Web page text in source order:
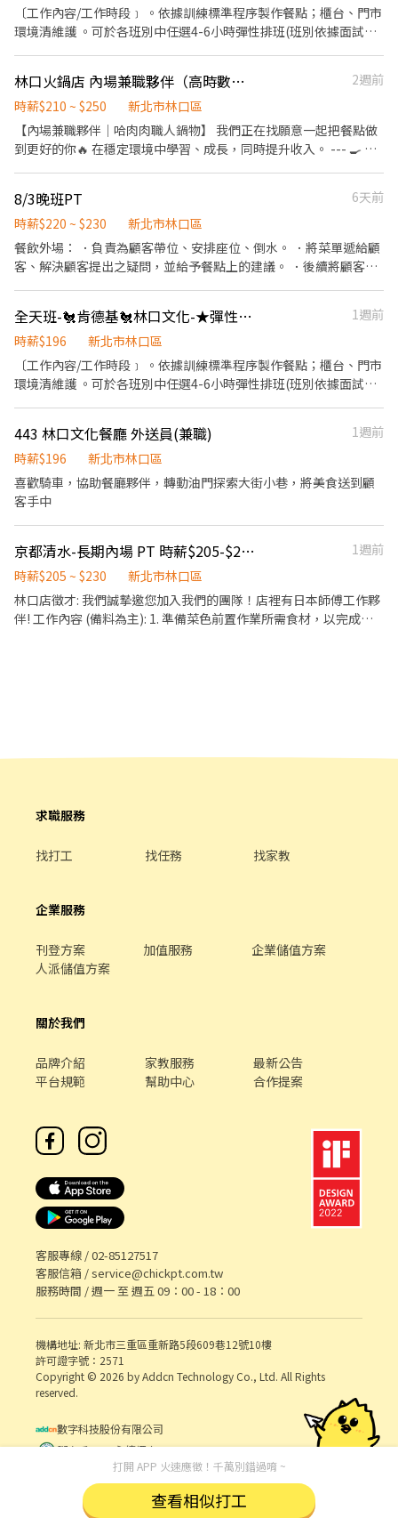
〔工作內容/工作時段﹞ 。依據訓練標準程序製作餐點；櫃台、門市
環境清維護 。可於各班別中任選4-6小時彈性排班(班別依據面試餐
07:00（每小時享有50-80元津貼 ◆ 健檢：任職滿一年起，公司提供
年度健檢照顧你的健康 ◆ 保險：除勞、健、勞退外，公司更為你投
保團保維護你的安全 ◆ 員工用餐折扣：兼職夥伴當日任職滿4小
時，即享有85折員購折扣；組長當日任職每四小時享有乙餐員餐 ◆
家人歡慶 你旅遊我贊助，每年職福會提供你旅遊津貼 好好享受幸福
人生 ◎ 詳細工作時間於面試時告知
林口火鍋店 內場兼職夥伴（高時數獎金最高3000）
2週前
時薪$210 ~ $250
新北市林口區
【內場兼職夥伴｜哈肉肉職人鍋物】 我們正在找願意一起把餐點做
到更好的你🔥 在穩定環境中學習、成長，同時提升收入。 --- 🍳 內
隊精神，主動協助夥伴 分工合作共同完成＊ --- 💰 薪資 【兼職薪
資】：時薪 210–250 元 💡 時數獎金制度（每月結算一次） - 100小
時 → 1000元 - 120小時 → 1400元 - 150小時 → 2200元 - 170小時
→ 3000元 ✔ 時數獎金以「每月結算」為基準 ✔ 做越多，整體收入
效調薪，歡迎願意穩定工作的你加入💪
8/3晚班PT
6天前
時薪$220 ~ $230
新北市林口區
餐飲外場： ．負責為顧客帶位、安排座位、倒水。 ．將菜單遞給顧
客、解決顧客提出之疑問，並給予餐點上的建議。 ．後續將顧客點
負責結帳、收銀等工作。 餐飲內場： ．擔任廚師的助手，處理烹飪
前與烹飪中之準備工作與其他餐廳相關事務。 ．負責洗、剝、削、
切各種食材。 ．負責清理工作環境、設備和餐具。 ．準備不同餐點
所需要的食材。 ．協助測量食材的容量與重量。 ．負責擺盤、打包
全天班-🐔肯德基🐔林口文化-★彈性周排班★-"$196-$193"-另享早晚班津貼
1週前
時薪$196
新北市林口區
〔工作內容/工作時段﹞ 。依據訓練標準程序製作餐點；櫃台、門市
環境清維護 。可於各班別中任選4-6小時彈性排班(班別依據面試餐
07:00（每小時享有50-80元津貼 ◆ 健檢：任職滿一年起，公司提供
年度健檢照顧你的健康 ◆ 保險：除勞、健、勞退外，公司更為你投
保團保維護你的安全 ◆ 員工用餐折扣：兼職夥伴當日任職滿4小
時，即享有85折員購折扣；組長當日任職每四小時享有乙餐員餐 ◆
家人歡慶 你旅遊我贊助，每年職福會提供你旅遊津貼 好好享受幸福
人生 ◎ 詳細工作時間於面試時告知
443 林口文化餐廳 外送員(兼職)
1週前
時薪$196
新北市林口區
喜歡騎車，協助餐廳夥伴，轉動油門探索大街小巷，將美食送到顧
客手中
京都清水-長期內場 PT 時薪$205-$230（00:00下班/有全勤津貼）
1週前
時薪$205 ~ $230
新北市林口區
林口店徵才: 我們誠摯邀您加入我們的團隊！店裡有日本師傅工作夥
伴! 工作內容 (備料為主): 1. 準備菜色前置作業所需食材，以完成烹
求職服務
找打工 找任務 找家教
企業服務
刊登方案 加值服務
企業儲值方案
人派儲值方案
關於我們
品牌介紹 家教服務
最新公告
平台規範
幫助中心 合作提案
客服專線 /02-85127517
客服信箱 /service@chickpt.com.tw
服務時間 / 週一 至 週五 09：00 - 18：00
機構地址: 新北市三重區重新路5段609巷12號10樓
許可證字號：2571
Copyright © 2026 by Addcn Technology Co., Ltd. All Rights
reserved.
數字科技股份有限公司
鄧白氏 ESG 永續標章
打開 APP 火速應徵！千萬別錯過唷 ~
查看相似打工